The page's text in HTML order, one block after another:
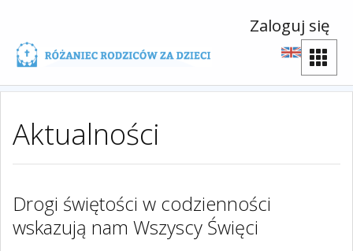
Zaloguj się
Aktualności
Drogi świętości w codzienności
wskazują nam Wszyscy Święci